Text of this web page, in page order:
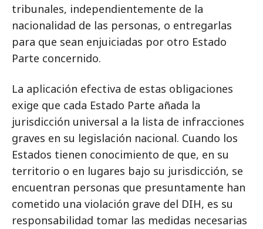
tribunales, independientemente de la
nacionalidad de las personas, o entregarlas
para que sean enjuiciadas por otro Estado
Parte concernido.
La aplicación efectiva de estas obligaciones
exige que cada Estado Parte añada la
jurisdicción universal a la lista de infracciones
graves en su legislación nacional. Cuando los
Estados tienen conocimiento de que, en su
territorio o en lugares bajo su jurisdicción, se
encuentran personas que presuntamente han
cometido una violación grave del DIH, es su
responsabilidad tomar las medidas necesarias